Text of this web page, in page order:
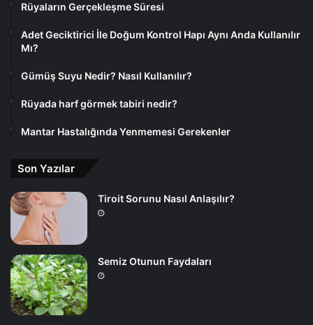
Rüyaların Gerçekleşme Süresi
Adet Geciktirici İle Doğum Kontrol Hapı Aynı Anda Kullanılır
Mı?
Gümüş Suyu Nedir? Nasıl Kullanılır?
Rüyada harf görmek tabiri nedir?
Mantar Hastalığında Yenmemesi Gerekenler
Son Yazılar
Tiroit Sorunu Nasıl Anlaşılır?
Semiz Otunun Faydaları